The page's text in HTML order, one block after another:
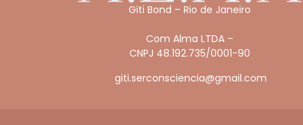
Giti Bond – Rio de Janeiro
Com Alma LTDA –
CNPJ 48.192.735/0001-90
giti.serconsciencia@gmail.com